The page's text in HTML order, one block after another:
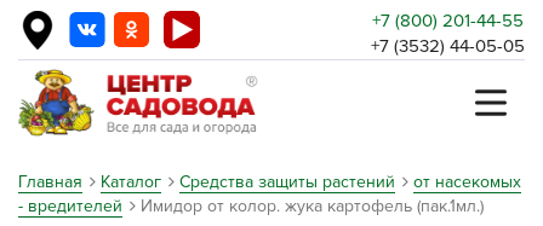
+7 (800) 201-44-55
+7 (3532) 44-05-05
Главная Каталог Средства защиты растений
от насекомых
- вредителей
Имидор от колор. жука картофель (пак.1мл.)